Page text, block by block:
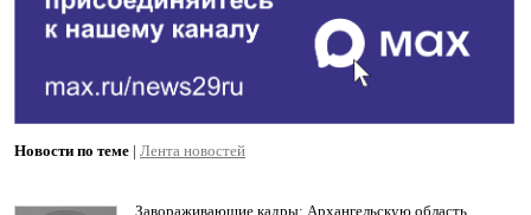
Новости по теме | Лента новостей
Завораживающие кадры: Архангельскую область